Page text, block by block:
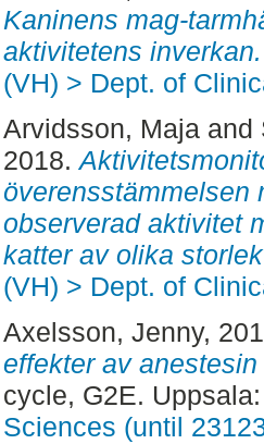
Kaninens mag-
aktivitetens inverkan.
(VH) > Dept. of
Arvidsson, Majaand
2018.
överensstämmelsen
observerad aktivitet
katter av olika
(VH) > Dept. of
Axelsson, Jenny,
effekter av
cycle, G2E.
Sciences (until